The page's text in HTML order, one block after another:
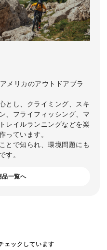
メリカのアウトドアブラ
とし、クライミング、スキ
、フライフィッシング、マ
レイルランニングなどを楽
っています。
とで知られ、環境問題にも
す。
品一覧へ
ェックしています